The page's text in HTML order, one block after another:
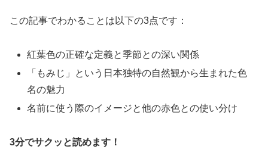
この記事でわかることは以下の3点です：
紅葉色の正確な定義と季節との深い関係
「もみじ」という日本独特の自然観から生まれた色
名の魅力
名前に使う際のイメージと他の赤色との使い分け
3分でサクッと読めます！